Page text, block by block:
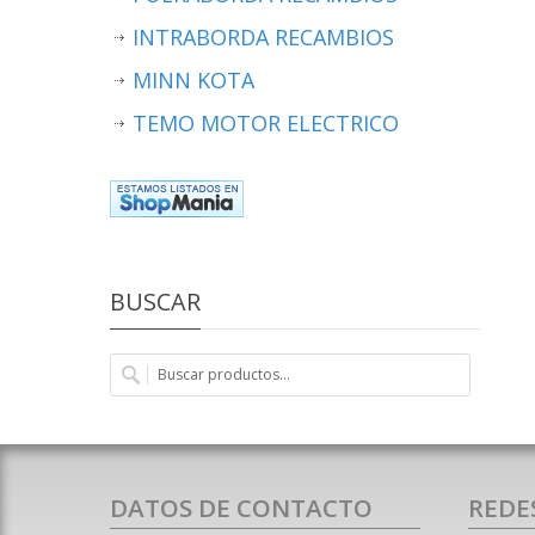
INTRABORDA RECAMBIOS
MINN KOTA
TEMO MOTOR ELECTRICO
BUSCAR
DATOS DE CONTACTO